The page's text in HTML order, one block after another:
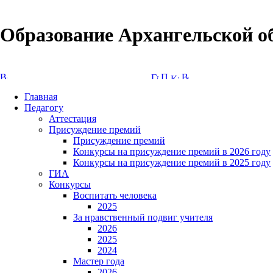
Образование Архангельской
Главная
Педагогу
Аттестация
Присуждение премий
Присуждение премий
Конкурсы на присуждение премий в 2026 году
Конкурсы на присуждение премий в 2025 году
ГИА
Конкурсы
Воспитать человека
2025
За нравственный подвиг учителя
2026
2025
2024
Мастер года